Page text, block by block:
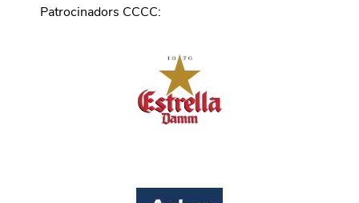
Patrocinadors CCCC: